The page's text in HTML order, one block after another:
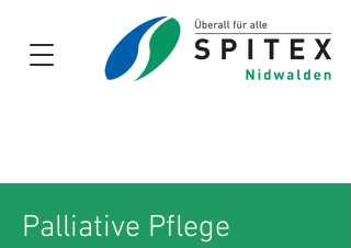
Palliative Pflege